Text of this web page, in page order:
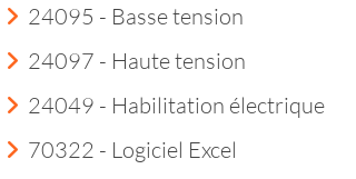
24095 - Basse tension
24097 - Haute tension
24049 - Habilitation électrique
70322 - Logiciel Excel